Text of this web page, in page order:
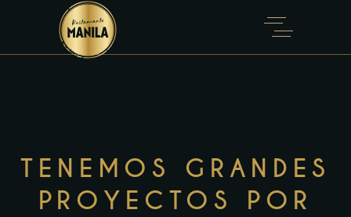
TENEMOS GRANDES
PROYECTOS POR